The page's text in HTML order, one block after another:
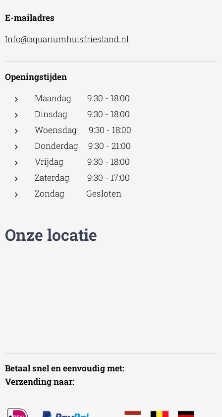
E-mailadres
Info@aquariumhuisfriesland.nl
Openingstijden
Maandag 9:30 - 18:00
Dinsdag 9:30 - 18:00
Woensdag 9:30 - 18:00
Donderdag 9:30 - 21:00
Vrijdag 9:30 - 18:00
Zaterdag 9:30 - 17:00
Zondag Gesloten
Onze locatie
Betaal snel en eenvoudig met:
Verzending naar: